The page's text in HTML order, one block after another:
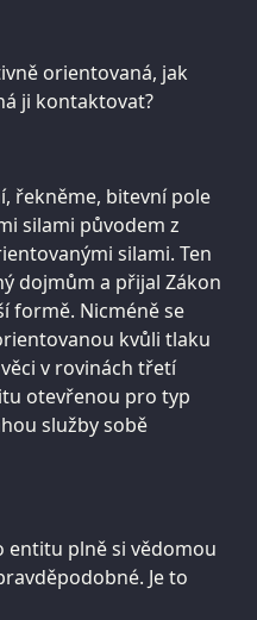
orientovaná, jak
ji kontaktovat?
řekněme, bitevní pole
silami původem z
silami. Ten
dojmům a přijal Zákon
formě. Nicméně se
kvůli tlaku
v rovinách třetí
otevřenou pro typ
služby sobě
entitu plně si vědomou
Je to